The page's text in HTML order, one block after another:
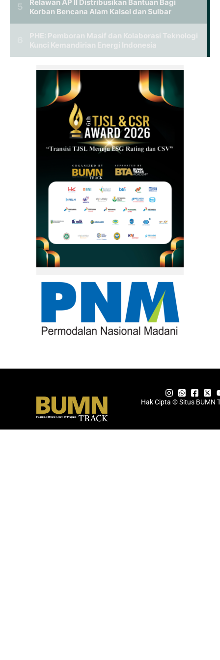
Hak Cipta © Situs BUMN